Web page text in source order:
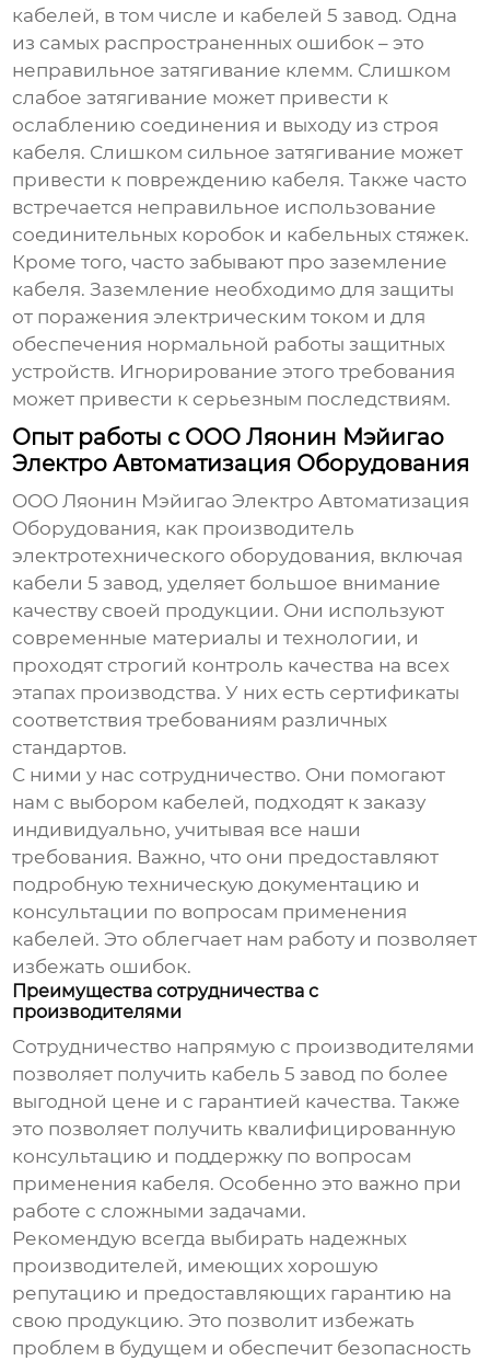
кабелей, в том числе и кабелей 5 завод. Одна
из самых распространенных ошибок – это
неправильное затягивание клемм. Слишком
слабое затягивание может привести к
ослаблению соединения и выходу из строя
кабеля. Слишком сильное затягивание может
привести к повреждению кабеля. Также часто
встречается неправильное использование
соединительных коробок и кабельных стяжек.
Кроме того, часто забывают про заземление
кабеля. Заземление необходимо для защиты
от поражения электрическим током и для
обеспечения нормальной работы защитных
устройств. Игнорирование этого требования
может привести к серьезным последствиям.
Опыт работы с ООО Ляонин Мэйигао
Электро Автоматизация Оборудования
ООО Ляонин Мэйигао Электро Автоматизация
Оборудования, как производитель
электротехнического оборудования, включая
кабели 5 завод, уделяет большое внимание
качеству своей продукции. Они используют
современные материалы и технологии, и
проходят строгий контроль качества на всех
этапах производства. У них есть сертификаты
соответствия требованиям различных
стандартов.
С ними у нас сотрудничество. Они помогают
нам с выбором кабелей, подходят к заказу
индивидуально, учитывая все наши
требования. Важно, что они предоставляют
подробную техническую документацию и
консультации по вопросам применения
кабелей. Это облегчает нам работу и позволяет
избежать ошибок.
Преимущества сотрудничества с
производителями
Сотрудничество напрямую с производителями
позволяет получить кабель 5 завод по более
выгодной цене и с гарантией качества. Также
это позволяет получить квалифицированную
консультацию и поддержку по вопросам
применения кабеля. Особенно это важно при
работе с сложными задачами.
Рекомендую всегда выбирать надежных
производителей, имеющих хорошую
репутацию и предоставляющих гарантию на
свою продукцию. Это позволит избежать
проблем в будущем и обеспечит безопасность